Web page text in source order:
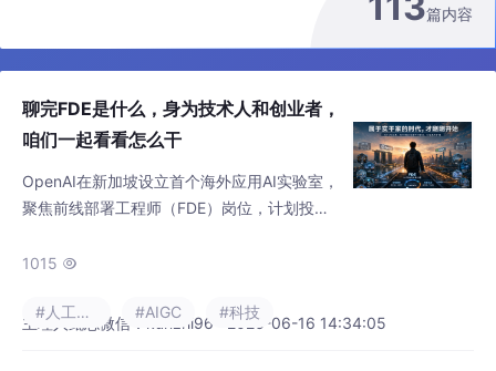
篇内容
聊完FDE是什么，身为技术人和创业者，
咱们一起看看怎么干
OpenAI在新加坡设立首个海外应用AI实验室，
聚焦前线部署工程师（FDE）岗位，计划投资1
际场景中的落地。FDE需具备全栈开发、客户
上。新加坡凭借前瞻性政策和完整AI生态，吸
1015 
主理人鲲志微信：kunzhi96 · 2026-06-16 14:34:05
#人工智能 #AIGC #科技